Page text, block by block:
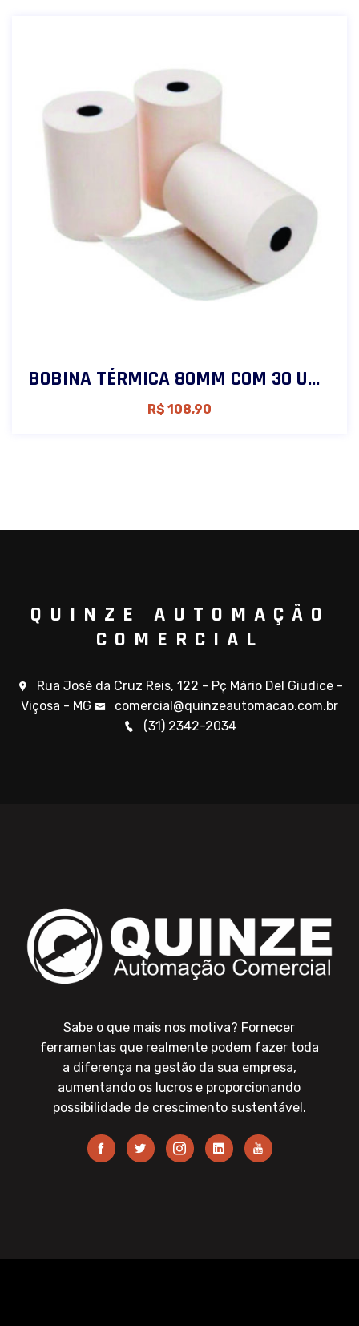
BOBINA TÉRMICA 80MM COM 30 UNIDADES
R$ 108,90
QUINZE AUTOMAÇÃO
COMERCIAL
Rua José da Cruz Reis, 122 - Pç Mário Del Giudice -
Viçosa - MG
comercial@quinzeautomacao.com.br
(31) 2342-2034
Sabe o que mais nos motiva? Fornecer
ferramentas que realmente podem fazer toda
a diferença na gestão da sua empresa,
aumentando os lucros e proporcionando
possibilidade de crescimento sustentável.